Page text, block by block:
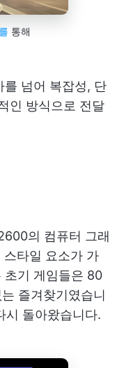
통해
넘어 복잡성, 단
인 방식으로 전달
의 컴퓨터 그래
타일 요소가 가
초기 게임들은 80
즐겨찾기였습니
시 돌아왔습니다.